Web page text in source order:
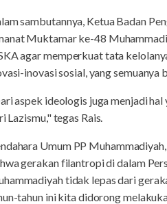
sambutannya, Ketua Badan
Muktamar ke-48
agar memperkuat tata
inovasi sosial, yang
aspek ideologis juga menjadi
Lazismu," tegas Rais.
Umum PP
gerakan filantropi di dalam
tidak lepas dari
tahun ini kita didorong